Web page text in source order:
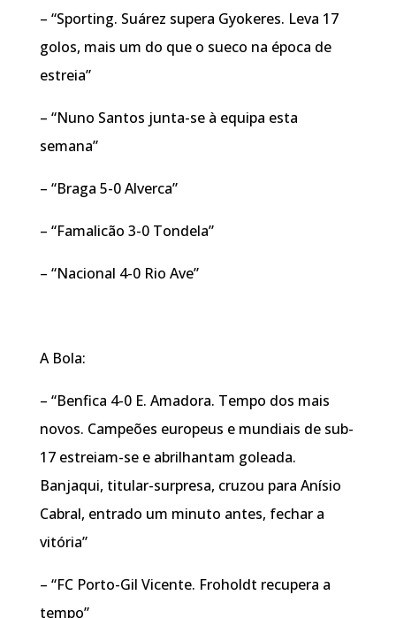
– “Sporting. Suárez supera Gyokeres. Leva 17
golos, mais um do que o sueco na época de
estreia”
– “Nuno Santos junta-se à equipa esta
semana”
– “Braga 5-0 Alverca”
– “Famalicão 3-0 Tondela”
– “Nacional 4-0 Rio Ave”
A Bola:
– “Benfica 4-0 E. Amadora. Tempo dos mais
novos. Campeões europeus e mundiais de sub-
17 estreiam-se e abrilhantam goleada.
Banjaqui, titular-surpresa, cruzou para Anísio
Cabral, entrado um minuto antes, fechar a
vitória”
– “FC Porto-Gil Vicente. Froholdt recupera a
tempo”